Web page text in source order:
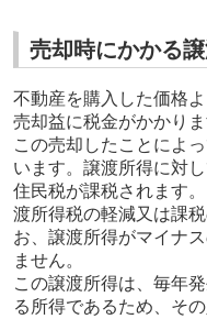
売却時にかかる
不動産を購入した価格
売却益に税金がかかりま
この売却したことによ
います。譲渡所得に対
住民税が課税されます
渡所得税の軽減又は課
お、譲渡所得がマイナ
ません。
この譲渡所得は、毎年
る所得であるため、そ